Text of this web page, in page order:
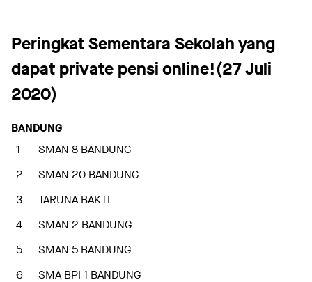
Peringkat Sementara Sekolah yang
dapat private pensi online!(27 Juli
2020)
BANDUNG
1
SMAN 8 BANDUNG
2
SMAN 20 BANDUNG
3
TARUNA BAKTI
4
SMAN 2 BANDUNG
5
SMAN 5 BANDUNG
6
SMA BPI 1 BANDUNG